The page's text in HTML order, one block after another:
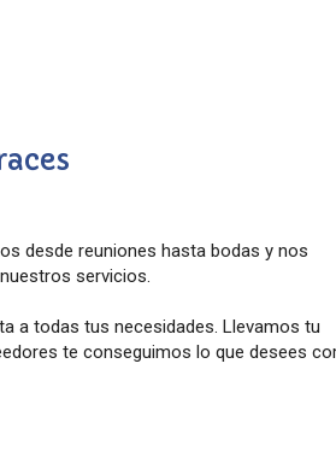
desde reuniones hasta bodas y nos
servicios.
a todas tus necesidades. Llevamos tu
te conseguimos lo que desees